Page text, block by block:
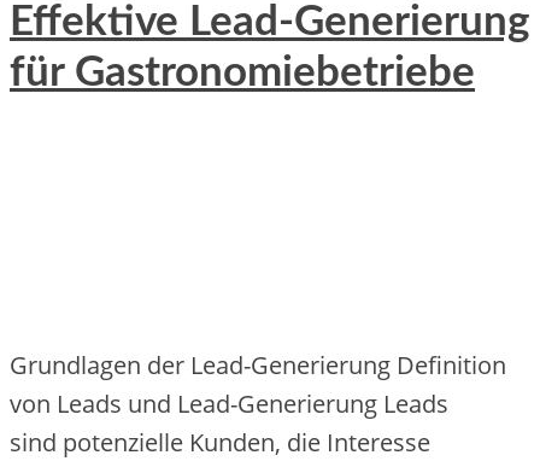
Effektive Lead-Generierung
für Gastronomiebetriebe
Grundlagen d‬er Lead-Generierung Definition
v‬on Leads u‬nd Lead-Generierung Leads
s‬ind potenzielle Kunden, d‬ie Interesse